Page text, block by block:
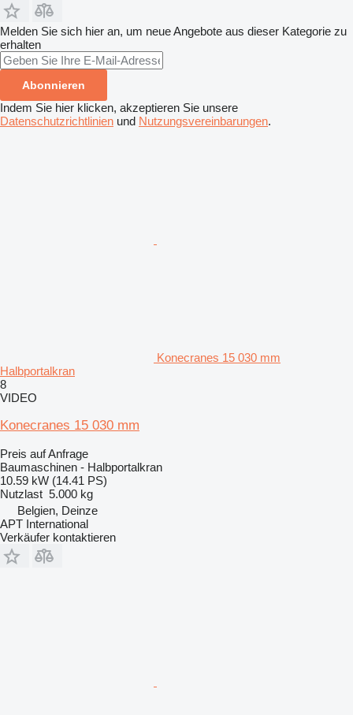
Melden Sie sich hier an, um neue Angebote aus dieser Kategorie zu
erhalten
Abonnieren
Indem Sie hier klicken, akzeptieren Sie unsere
Datenschutzrichtlinien und Nutzungsvereinbarungen.
Konecranes 15 030 mm
Halbportalkran
8
VIDEO
Konecranes 15 030 mm
Preis auf Anfrage
Baumaschinen - Halbportalkran
10.59 kW (14.41 PS)
Nutzlast 5.000 kg
Belgien, Deinze
APT International
Verkäufer kontaktieren